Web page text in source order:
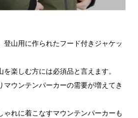
登山用に作られたフード付きジャケッ
楽しむ方には必須品と言えます。
マウンテンパーカーの需要が増えてき
ゃれに着こなすマウンテンパーカーも